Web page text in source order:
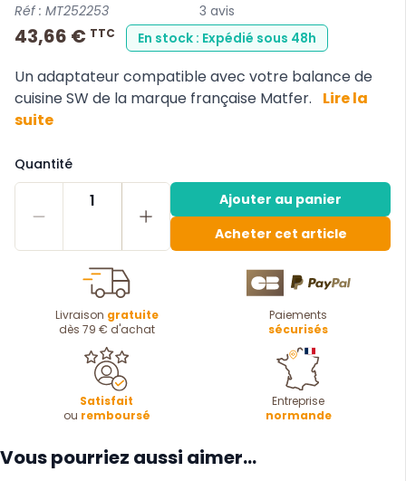
Réf : MT252253 3 avis
43,66 € TTC En stock : Expédié sous 48h
Un adaptateur compatible avec votre balance de
cuisine SW de la marque française Matfer.
Lire la
suite
Quantité
1
Ajouter au panier
Acheter cet article
Livraison gratuite
dès 79 € d'achat
Paiements
sécurisés
Satisfait
ou remboursé
Entreprise
normande
Vous pourriez aussi aimer...